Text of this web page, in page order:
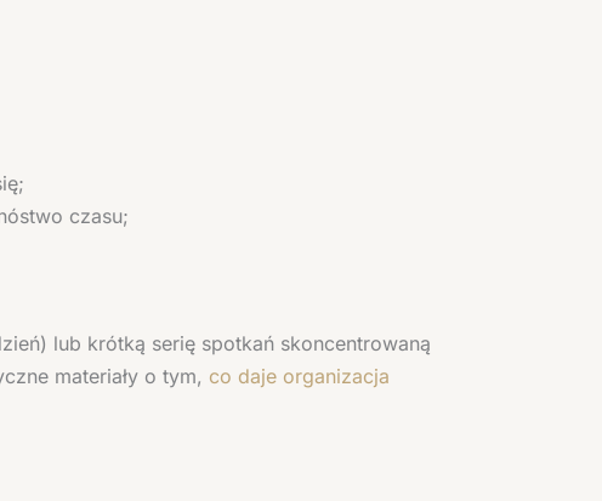
czasu;
lub krótką serię spotkań skoncentrowaną
materiały o tym, co daje organizacja